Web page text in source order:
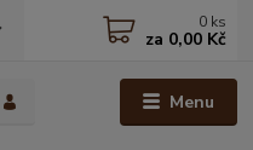
Menu
0 ks
za 0,00 Kč